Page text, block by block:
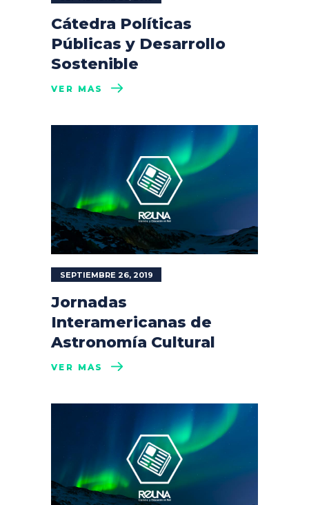
Cátedra Políticas
Públicas y Desarrollo
Sostenible
VER MÁS
SEPTIEMBRE 26, 2019
Jornadas
Interamericanas de
Astronomía Cultural
VER MÁS